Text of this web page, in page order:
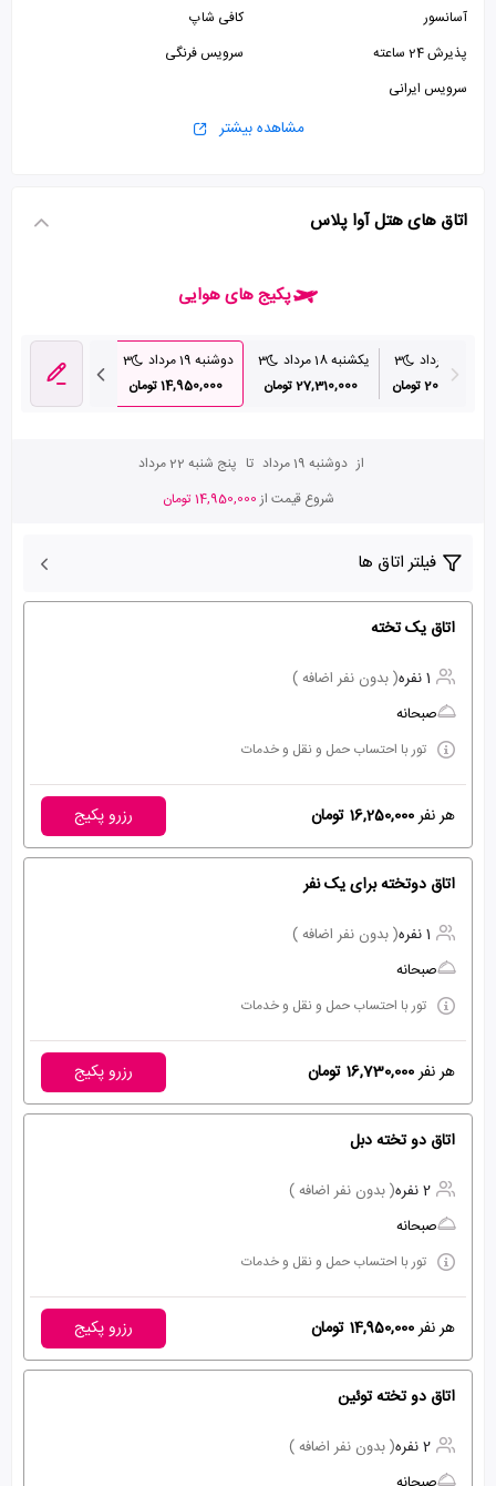
آسانسور
کافی شاپ
پذیرش 24 ساعته
سرویس فرنگی
سرویس ایرانی
مشاهده بیشتر
اتاق های هتل آوا پلاس
پکیج های هوایی
3
20,970,000 تومان
یکشنبه 18 مرداد
3
27,310,000 تومان
دوشنبه 19 مرداد
3
14,950,000 تومان
سه شنبه 20 مرداد
17,250,000 تومان
از دوشنبه 19 مرداد تا پنج شنبه 22 مرداد
شروع قیمت از14,950,000 تومان
فیلتر اتاق ها
اتاق یک تخته
1 نفره
( بدون نفر اضافه )
صبحانه
تور با احتساب حمل و نقل و خدمات
هر نفر16,250,000 تومان رزرو پکیج
اتاق دوتخته برای یک نفر
1 نفره
( بدون نفر اضافه )
صبحانه
تور با احتساب حمل و نقل و خدمات
هر نفر16,730,000 تومان رزرو پکیج
اتاق دو تخته دبل
2 نفره
( بدون نفر اضافه )
صبحانه
تور با احتساب حمل و نقل و خدمات
هر نفر14,950,000 تومان رزرو پکیج
اتاق دو تخته توئین
2 نفره
( بدون نفر اضافه )